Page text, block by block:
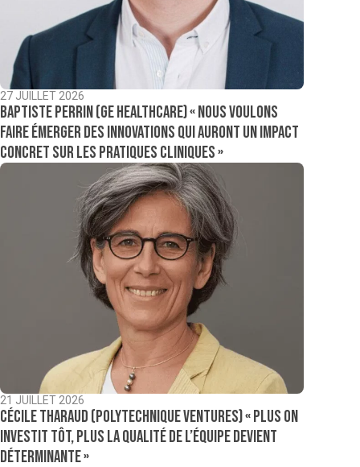
27 JUILLET 2026
Baptiste Perrin (GE Healthcare) « Nous voulons
faire émerger des innovations qui auront un impact
concret sur les pratiques cliniques »
21 JUILLET 2026
Cécile Tharaud (Polytechnique Ventures) « Plus on
investit tôt, plus la qualité de l’équipe devient
déterminante »